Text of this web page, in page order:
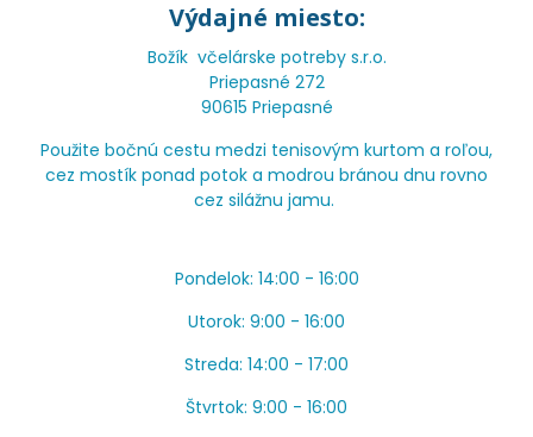
Výdajné miesto:
Božík včelárske potreby s.r.o.
Priepasné 272
90615 Priepasné
Použite bočnú cestu medzi tenisovým kurtom a roľou,
cez mostík ponad potok a modrou bránou dnu rovno
cez silážnu jamu.
Pondelok: 14:00 - 16:00
Utorok: 9:00 - 16:00
Streda: 14:00 - 17:00
Štvrtok: 9:00 - 16:00